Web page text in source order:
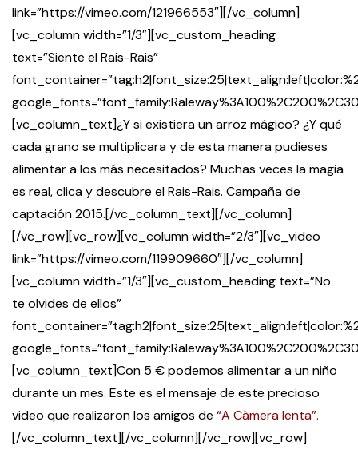
link=”https://vimeo.com/121966553″][/vc_column]
[vc_column width=”1/3″][vc_custom_heading
text=”Siente el Rais-Rais”
[vc_column_text]¿Y si existiera un arroz mágico? ¿Y qué
cada grano se multiplicara y de esta manera pudieses
alimentar a los más necesitados? Muchas veces la magia
es real, clica y descubre el Rais-Rais. Campaña de
captación 2015.[/vc_column_text][/vc_column]
[/vc_row][vc_row][vc_column width=”2/3″][vc_video
link=”https://vimeo.com/119909660″][/vc_column]
[vc_column width=”1/3″][vc_custom_heading text=”No
te olvides de ellos”
[vc_column_text]Con 5 € podemos alimentar a un niño
durante un mes. Este es el mensaje de este precioso
video que realizaron los amigos de “A Càmera lenta”.
[/vc_column_text][/vc_column][/vc_row][vc_row]